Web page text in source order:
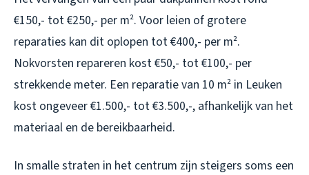
€150,- tot €250,- per m². Voor leien of grotere
reparaties kan dit oplopen tot €400,- per m².
Nokvorsten repareren kost €50,- tot €100,- per
strekkende meter. Een reparatie van 10 m² in Leuken
kost ongeveer €1.500,- tot €3.500,-, afhankelijk van het
materiaal en de bereikbaarheid.
In smalle straten in het centrum zijn steigers soms een